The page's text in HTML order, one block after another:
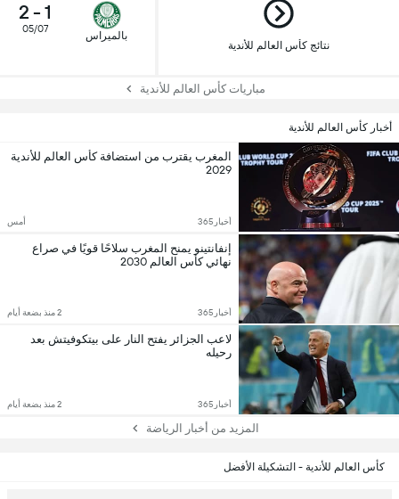
نتائج كأس العالم للأندية
بالميراس
1
-
2
05/07
مباريات كأس العالم للأندية
أخبار كأس العالم للأندية
المغرب يقترب من استضافة كأس العالم للأندية
2029
أخبار365 أمس
إنفانتينو يمنح المغرب سلاحًا قويًا في صراع
نهائي كأس العالم 2030
أخبار365 2 منذ بضعة أيام
لاعب الجزائر يفتح النار على بيتكوفيتش بعد
رحيله
أخبار365 2 منذ بضعة أيام
المزيد من أخبار الرياضة
كأس العالم للأندية - التشكيلة الأفضل